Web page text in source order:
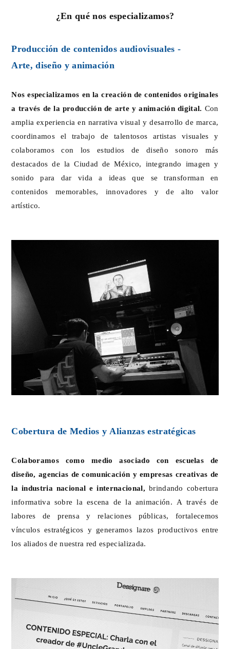
¿En qué nos especializamos?
Producción de contenidos audiovisuales -
Arte, diseño y animación
Nos especializamos en la creación de contenidos originales
a través de la producción de arte y animación digital. Con
amplia experiencia en narrativa visual y desarrollo de marca,
coordinamos el trabajo de talentosos artistas visuales y
colaboramos con los estudios de diseño sonoro más
destacados de la Ciudad de México, integrando imagen y
sonido para dar vida a ideas que se transforman en
contenidos memorables, innovadores y de alto valor
artístico.
Cobertura de Medios y Alianzas estratégicas
Colaboramos como medio asociado con escuelas de
diseño, agencias de comunicación y empresas creativas de
la industria nacional e internacional, brindando cobertura
informativa sobre la escena de la animación. A través de
labores de prensa y relaciones públicas, fortalecemos
vínculos estratégicos y generamos lazos productivos entre
los aliados de nuestra red especializada.